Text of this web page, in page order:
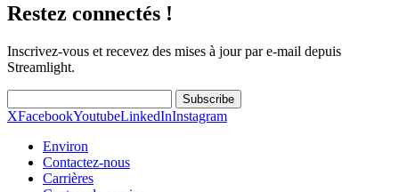
Restez connectés !
Inscrivez-vous et recevez des mises à jour par e-mail depuis
Streamlight.
Subscribe
XFacebookYoutubeLinkedInInstagram
Environ
Contactez-nous
Carrières